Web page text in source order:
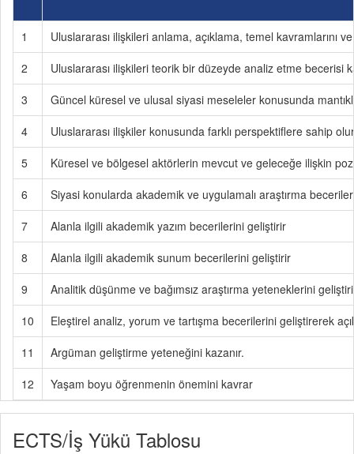
1
Uluslararası ilişkileri anlama, açıklama, temel kavramlarını
2
Uluslararası ilişkileri teorik bir düzeyde analiz etme becerisi
3
Güncel küresel ve ulusal siyasi meseleler konusunda
4
Uluslararası ilişkiler konusunda farklı perspektiflere sahip olur
5
Küresel ve bölgesel aktörlerin mevcut ve geleceğe ilişkin
6
Siyasi konularda akademik ve uygulamalı araştırma
7
Alanla ilgili akademik yazım becerilerini geliştirir
8
Alanla ilgili akademik sunum becerilerini geliştirir
9
Analitik düşünme ve bağımsız araştırma yeteneklerini
10
Eleştirel analiz, yorum ve tartışma becerilerini geliştirerek
11
Argüman geliştirme yeteneğini kazanır.
12
Yaşam boyu öğrenmenin önemini kavrar
ECTS/İş Yükü Tablosu